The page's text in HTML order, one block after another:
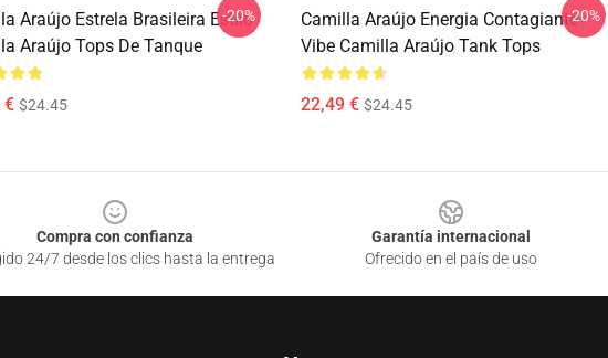
Araújo Estrela Brasileira Estilo
Araújo Tops De Tanque
€ $24.45
-20%
Camilla Araújo Energia Contagiante
Vibe Camilla Araújo Tank Tops
22,49 € $24.45
-20%
Compra con confianza
24/7 desde los clics hasta la entrega
Garantía internacional
Ofrecido en el país de uso